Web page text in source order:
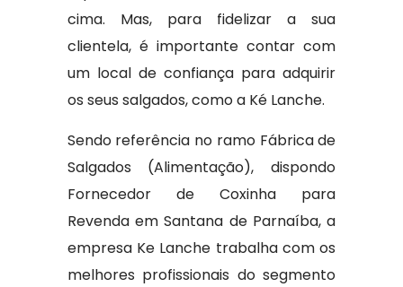
cima. Mas, para fidelizar a sua
clientela, é importante contar com
um local de confiança para adquirir
os seus salgados, como a Ké Lanche.
Sendo referência no ramo Fábrica de
Salgados (Alimentação), dispondo
Fornecedor de Coxinha para
Revenda em Santana de Parnaíba, a
empresa Ke Lanche trabalha com os
melhores profissionais do segmento